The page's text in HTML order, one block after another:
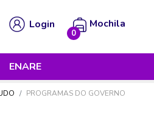
Login Mochila
0
ENARE
PROGRAMAS DO GOVERNO